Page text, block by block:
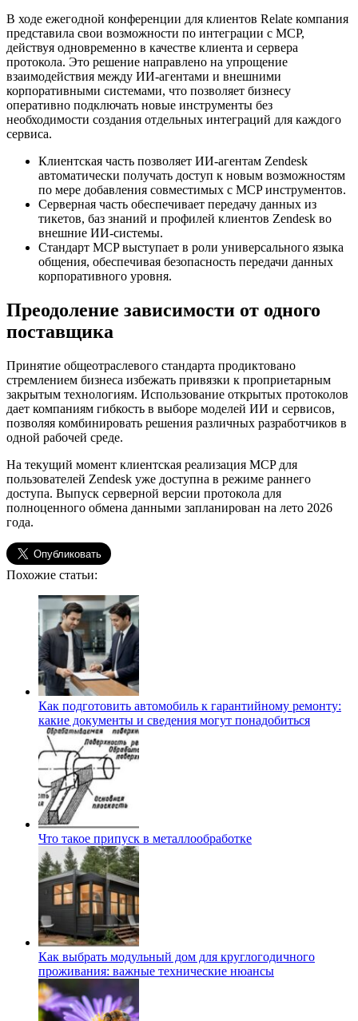
В ходе ежегодной конференции для клиентов Relate компания
представила свои возможности по интеграции с MCP,
действуя одновременно в качестве клиента и сервера
протокола. Это решение направлено на упрощение
взаимодействия между ИИ-агентами и внешними
корпоративными системами, что позволяет бизнесу
оперативно подключать новые инструменты без
необходимости создания отдельных интеграций для каждого
сервиса.
Клиентская часть позволяет ИИ-агентам Zendesk
автоматически получать доступ к новым возможностям
по мере добавления совместимых с MCP инструментов.
Серверная часть обеспечивает передачу данных из
тикетов, баз знаний и профилей клиентов Zendesk во
внешние ИИ-системы.
Стандарт MCP выступает в роли универсального языка
общения, обеспечивая безопасность передачи данных
корпоративного уровня.
Преодоление зависимости от одного
поставщика
Принятие общеотраслевого стандарта продиктовано
стремлением бизнеса избежать привязки к проприетарным
закрытым технологиям. Использование открытых протоколов
дает компаниям гибкость в выборе моделей ИИ и сервисов,
позволяя комбинировать решения различных разработчиков в
одной рабочей среде.
На текущий момент клиентская реализация MCP для
пользователей Zendesk уже доступна в режиме раннего
доступа. Выпуск серверной версии протокола для
полноценного обмена данными запланирован на лето 2026
года.
Похожие статьи:
Как подготовить автомобиль к гарантийному ремонту:
какие документы и сведения могут понадобиться
Что такое припуск в металлообработке
Как выбрать модульный дом для круглогодичного
проживания: важные технические нюансы